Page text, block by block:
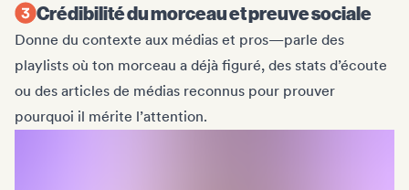
Crédibilité du morceau et preuve sociale
Donne du contexte aux médias et pros—parle des
playlists où ton morceau a déjà figuré, des stats d’écoute
ou des articles de médias reconnus pour prouver
pourquoi il mérite l’attention.